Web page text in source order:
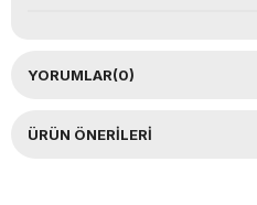
YORUMLAR(0)
ÜRÜN ÖNERILERI